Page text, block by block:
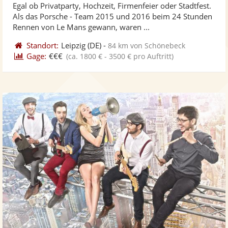
Fotos
5
Egal ob Privatparty, Hochzeit, Firmenfeier oder Stadtfest.
Als das Porsche - Team 2015 und 2016 beim 24 Stunden
Rennen von Le Mans gewann, waren ...
Standort: Leipzig (DE) -84 km von Schönebeck
Gage: €€€ (ca. 1800 € - 3500 € pro Auftritt)